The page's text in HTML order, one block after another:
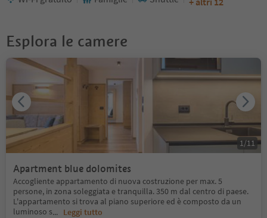
Esplora le camere
Apartment blue dolomites
Accogliente appartamento di nuova costruzione per max. 5
persone, in zona soleggiata e tranquilla. 350 m dal centro di paese.
L'appartamento si trova al piano superiore ed è composto da un
luminoso s... Leggi tutto
1/11